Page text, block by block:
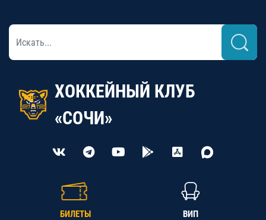
ХОККЕЙНЫЙ КЛУБ
«СОЧИ»
БИЛЕТЫ ВИП